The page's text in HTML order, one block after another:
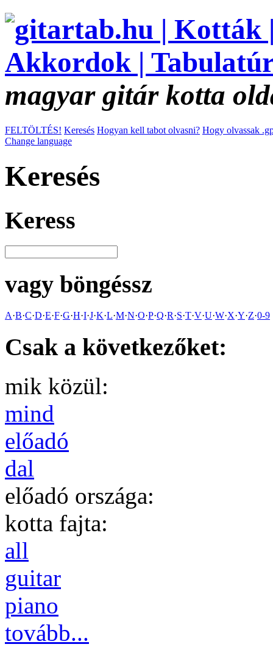
magyar gitár kotta
FELTÖLTÉS! Keresés Hogyan kell tabot olvasni? Hogy olvassak
Change language
Keresés
Keress
vagy böngéssz
A·B·C·D·E·F·G·H·I·J·K·L·M·N·O·P·Q·R·S·T·V·U·W·X·Y·Z·0-9
Csak a következőket:
mik közül:
mind
előadó
dal
előadó országa:
kotta fajta:
all
guitar
piano
tovább...